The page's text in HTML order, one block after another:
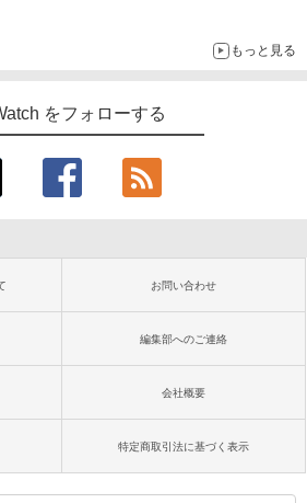
もっと見る
をフォローする
お問い合わせ
編集部へのご連絡
会社概要
特定商取引法に基づく表示